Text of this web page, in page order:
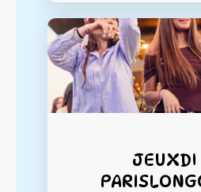
JEUXDI